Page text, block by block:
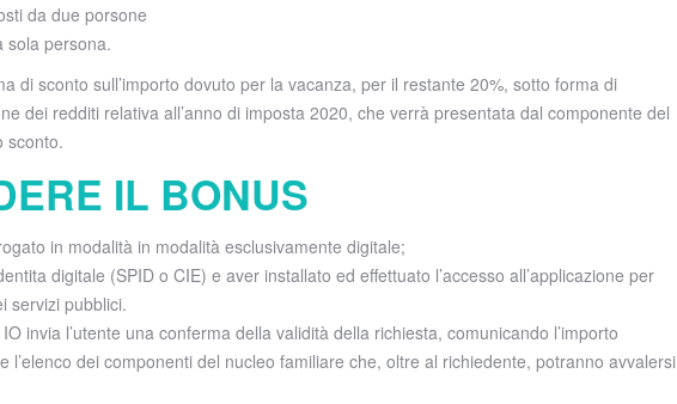
da due porsone
sola persona.
di sconto sull’importo dovuto per la vacanza, per il restante 20%, sotto forma di
dei redditi relativa all’anno di imposta 2020, che verrà presentata dal componente del
sconto.
IL BONUS
in modalità in modalità esclusivamente digitale;
digitale (SPID o CIE) e aver installato ed effettuato l’accesso all’applicazione per
servizi pubblici.
invia l’utente una conferma della validità della richiesta, comunicando l’importo
l’elenco dei componenti del nucleo familiare che, oltre al richiedente, potranno avvalersi